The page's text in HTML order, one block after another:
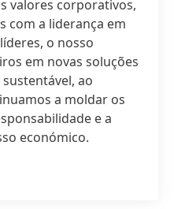
valores corporativos,
com a liderança em
o nosso
em novas soluções
ao
a moldar os
e a
económico.